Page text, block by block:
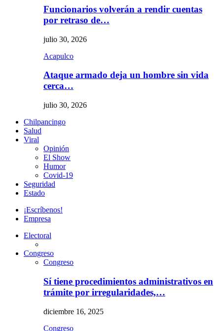
Funcionarios volverán a rendir cuentas
por retraso de…
julio 30, 2026
Acapulco
Ataque armado deja un hombre sin vida
cerca…
julio 30, 2026
Chilpancingo
Salud
Viral
Opinión
El Show
Humor
Covid-19
Seguridad
Estado
¡Escríbenos!
Empresa
Electoral
Congreso
Congreso
Sí tiene procedimientos administrativos en
trámite por irregularidades,…
diciembre 16, 2025
Congreso